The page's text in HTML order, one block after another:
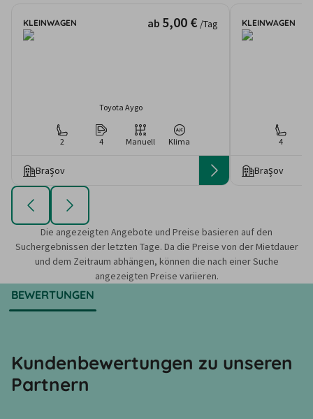
KLEINWAGEN ab 5,00 € /Tag
Toyota Aygo
2 4 Manuell Klima
Braşov
KLEINWAGEN
4
Braşov
Die angezeigten Angebote und Preise basieren auf den
Suchergebnissen der letzten Tage. Da die Preise von der Mietdauer
und dem Zeitraum abhängen, können die nach einer Suche
angezeigten Preise variieren.
BEWERTUNGEN
Kundenbewertungen zu unseren
Partnern